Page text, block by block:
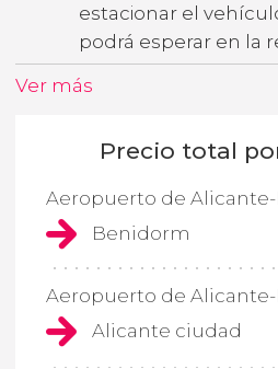
estacionar el
podrá esperar en la
Ver más
Precio total
Aeropuerto de
Benidorm
Aeropuerto de
Alicante ciudad